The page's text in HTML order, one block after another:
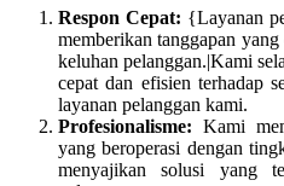
Respon Cepat: {Layanan
memberikan tanggapan
keluhan pelanggan.|Kami
cepat dan efisien terhadap
layanan pelanggan kami.
Profesionalisme: Kami
yang beroperasi dengan
menyajikan solusi yang